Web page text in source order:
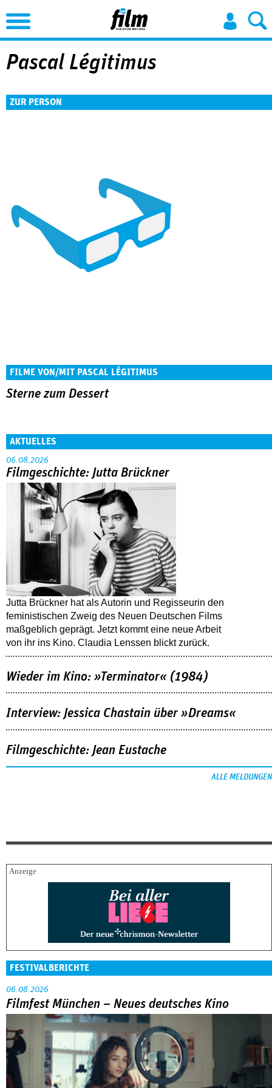
Jump to Navigation
Pascal Légitimus
ZUR PERSON
FILME VON/MIT PASCAL LÉGITIMUS
Sterne zum Dessert
AKTUELLES
06.08.2026
Filmgeschichte: Jutta Brückner
Jutta Brückner hat als Autorin und Regisseurin den
feministischen Zweig des Neuen Deutschen Films
maßgeblich geprägt. Jetzt kommt eine neue Arbeit
von ihr ins Kino. Claudia Lenssen blickt zurück.
Wieder im Kino: »Terminator« (1984)
Interview: Jessica Chastain über »Dreams«
Filmgeschichte: Jean Eustache
ALLE MELDUNGEN
FESTIVALBERICHTE
06.08.2026
Filmfest München – Neues deutsches Kino